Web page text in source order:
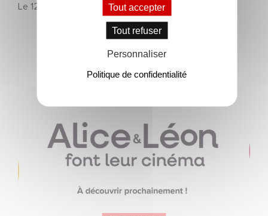
Le 12 août 2025
Gaumont fête les 130 ans du cinéma avec un
cinéma »
Tout accepter
Tout refuser
Personnaliser
Politique de confidentialité